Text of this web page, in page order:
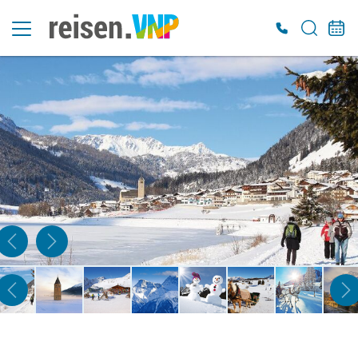
Es konnten keine gültigen Angebote gefunden werden. Bitte wenden Sie sich an
unser Service-Center.